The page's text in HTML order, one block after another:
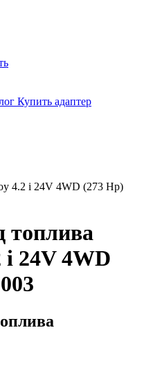
Купить адаптер
4.2 i 24V 4WD (273 Hp)
топлива
i 24V 4WD